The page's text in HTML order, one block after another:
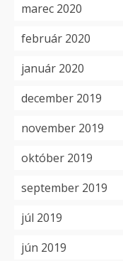
marec 2020
február 2020
január 2020
december 2019
november 2019
október 2019
september 2019
júl 2019
jún 2019